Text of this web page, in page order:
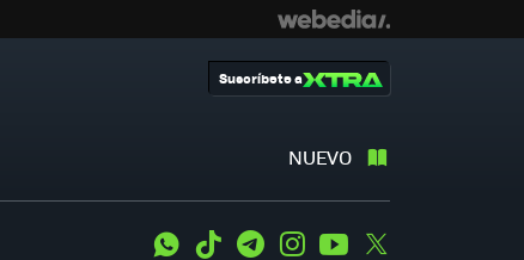
NUEVO
Suscríbete a
WhatsApp
Tiktok TelegramInstagramYoutube